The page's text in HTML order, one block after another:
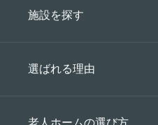
施設を探す
選ばれる理由